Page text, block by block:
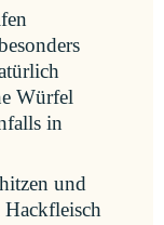
Würfel
in
und